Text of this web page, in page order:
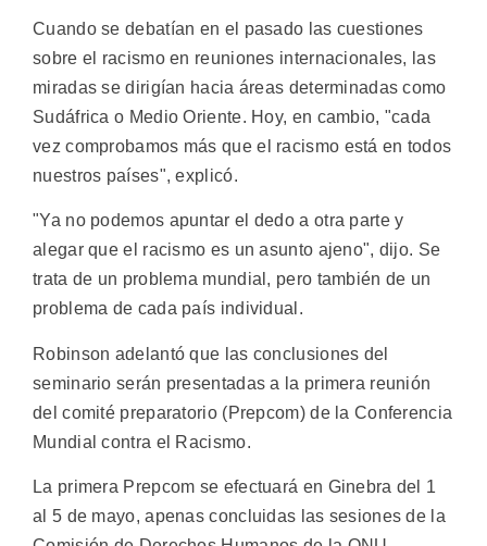
Cuando se debatían en el pasado las cuestiones
sobre el racismo en reuniones internacionales, las
miradas se dirigían hacia áreas determinadas como
Sudáfrica o Medio Oriente. Hoy, en cambio, "cada
vez comprobamos más que el racismo está en todos
nuestros países", explicó.
"Ya no podemos apuntar el dedo a otra parte y
alegar que el racismo es un asunto ajeno", dijo. Se
trata de un problema mundial, pero también de un
problema de cada país individual.
Robinson adelantó que las conclusiones del
seminario serán presentadas a la primera reunión
del comité preparatorio (Prepcom) de la Conferencia
Mundial contra el Racismo.
La primera Prepcom se efectuará en Ginebra del 1
al 5 de mayo, apenas concluidas las sesiones de la